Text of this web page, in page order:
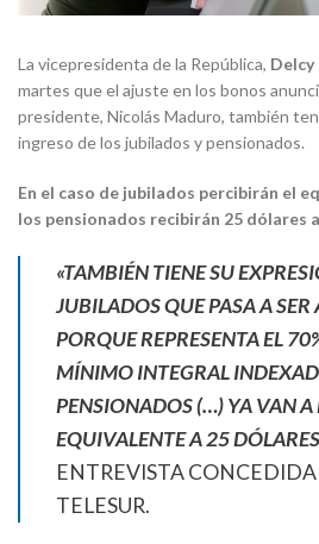
La vicepresidenta de la República, Delcy
martes que el ajuste en los bonos
presidente, Nicolás Maduro, también
ingreso de los jubilados y pensionados.
En el caso de jubilados percibirán el
los pensionados recibirán 25 dólares
«TAMBIÉN TIENE SU
JUBILADOS QUE PASA A
PORQUE REPRESENTA EL
MÍNIMO INTEGRAL
PENSIONADOS (…) YA VAN A
EQUIVALENTE A 25
ENTREVISTA
TELESUR.